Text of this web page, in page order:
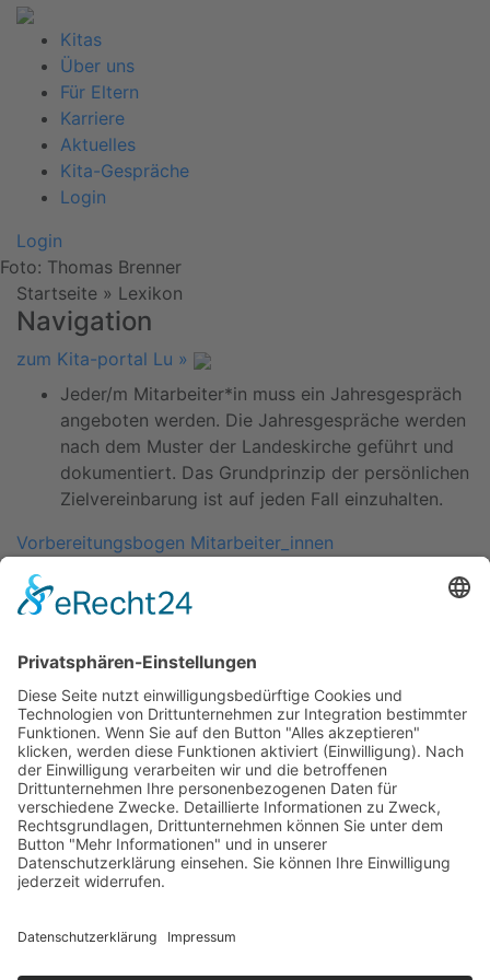
Kitas
Über uns
Für Eltern
Karriere
Aktuelles
Kita-Gespräche
Login
Login
Foto: Thomas Brenner
Startseite » Lexikon
Navigation
zum Kita-portal Lu »
Jeder/m Mitarbeiter*in muss ein Jahresgespräch
angeboten werden. Die Jahresgespräche werden
nach dem Muster der Landeskirche geführt und
dokumentiert. Das Grundprinzip der persönlichen
Zielvereinbarung ist auf jeden Fall einzuhalten.
Vorbereitungsbogen Mitarbeiter_innen
Vorbereitungsbogen für Leitungspersonen
Kitas
Übersicht
Über uns
Struktur
Team
Suche nach neuen Fachkräften
Für Eltern
Kita-Gespräche
Ausbildung